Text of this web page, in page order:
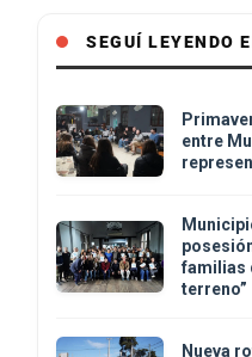
SEGUÍ LEYENDO
entre
familias
terreno”
Nueva